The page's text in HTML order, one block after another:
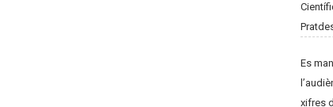
Es
xifres